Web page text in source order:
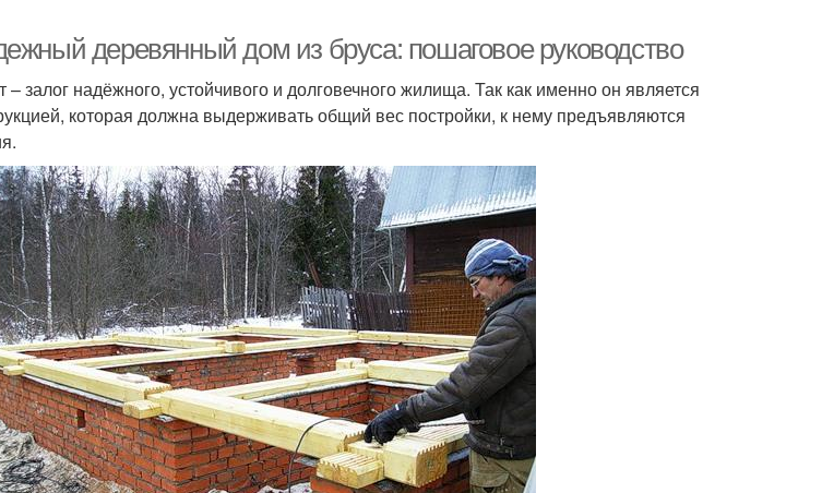
деревянный дом из бруса: пошаговое руководство
залог надёжного, устойчивого и долговечного жилища. Так как именно он является
которая должна выдерживать общий вес постройки, к нему предъявляются